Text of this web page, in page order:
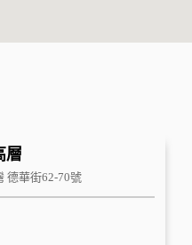
層
德華街62-70號